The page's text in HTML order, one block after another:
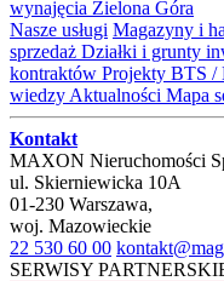
wynajęcia Zielona Góra
Nasze usługi Magazyny i
sprzedaż Działki i grunty
kontraktów Projekty BTS /
wiedzy Aktualności Mapa
Kontakt
MAXON Nieruchomości
ul. Skierniewicka 10A
01-230 Warszawa,
woj. Mazowieckie
22 530 60 00
SERWISY